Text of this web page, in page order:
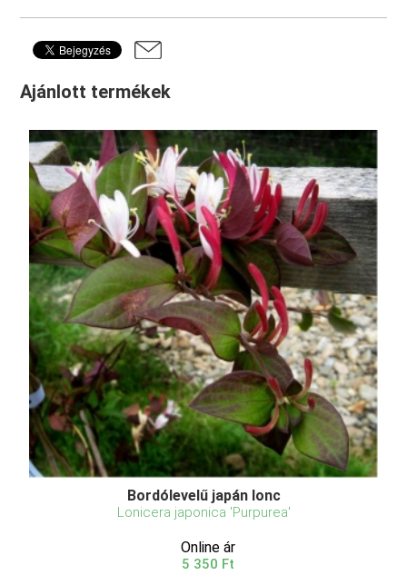
Ajánlott termékek
Bordólevelű japán lonc
Lonicera japonica 'Purpurea'
Online ár
5 350 Ft